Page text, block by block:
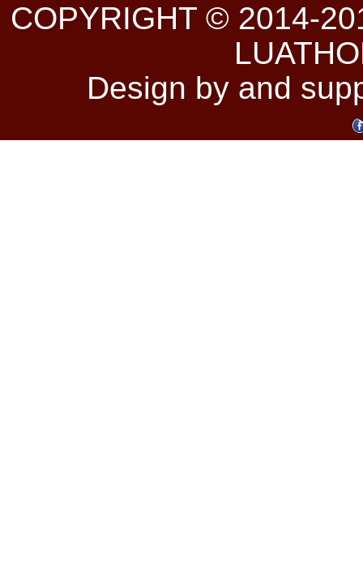
COPYRIGHT © 2014-
Design by and